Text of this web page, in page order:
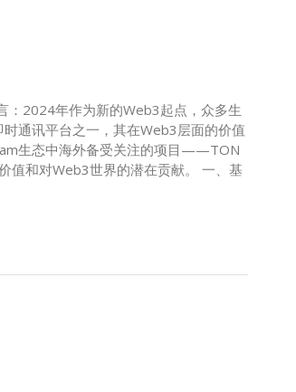
：2024年作为新的Web3起点，众多生
通讯平台之一，其在Web3层面的价值
生态中海外备受关注的项目——TON
和对Web3世界的潜在贡献。 一、基